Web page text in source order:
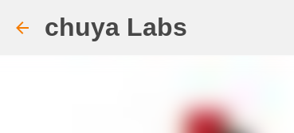
chuya Labs